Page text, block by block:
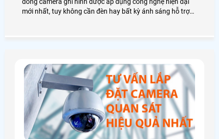
mới nhất, tuy không cần đèn hay bất kỳ ánh sáng hỗ trợ